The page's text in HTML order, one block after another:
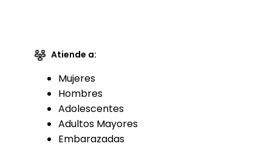
Atiende a:
Mujeres
Hombres
Adolescentes
Adultos Mayores
Embarazadas